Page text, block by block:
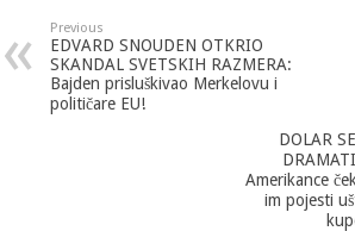
Previous
EDVARD SNOUDEN OTKRIO
SKANDAL SVETSKIH RAZMERA:
Bajden prisluškivao Merkelovu i
političare EU!
DOLAR
Amerikance
im pojesti